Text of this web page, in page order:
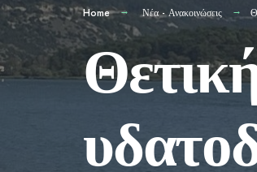
Home Νέα - Ανακοινώσεις